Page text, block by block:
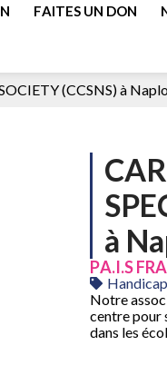
FAITES UN DON
(CCSNS) à
à
PA.I.S
Notre
centre pour
dans les